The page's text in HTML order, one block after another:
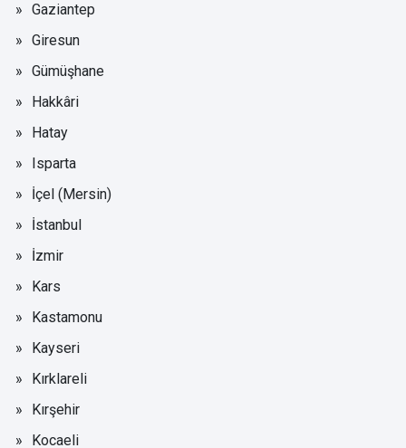
Gaziantep
Giresun
Gümüşhane
Hakkâri
Hatay
Isparta
İçel (Mersin)
İstanbul
İzmir
Kars
Kastamonu
Kayseri
Kırklareli
Kırşehir
Kocaeli